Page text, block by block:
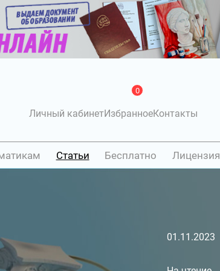
Личный кабинетИзбранное
0
Контакты
Статьи Бесплатно Лицензия
01.11.2023